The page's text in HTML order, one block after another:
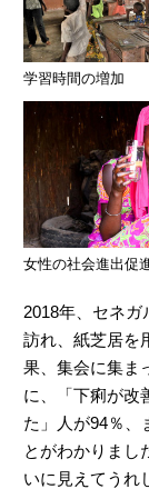
学習時間の増加
女性の社会進出促
2018年、セネ
訪れ、紙芝居を
果、集会に集ま
に、「下痢が改
た」人が94％、
とがわかりまし
いに見えてうれ